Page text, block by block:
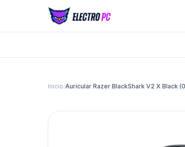
Inicio/Auricular Razer BlackShark V2 X Black